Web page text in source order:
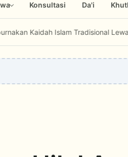
Konsultasi Da'i
Islam Tradisional Lewat Inovasi